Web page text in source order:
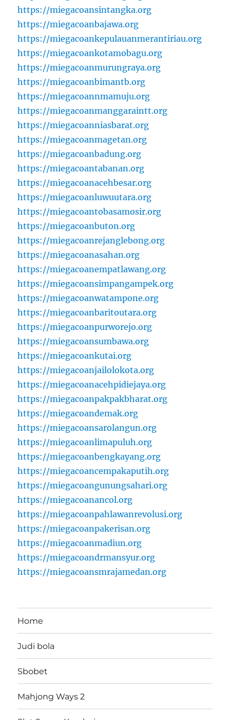
https://miegacoansintangka.org
https://miegacoanbajawa.org
https://miegacoankepulauanmerantiriau.org
https://miegacoankotamobagu.org
https://miegacoanmurungraya.org
https://miegacoanbimantb.org
https://miegacoannmamuju.org
https://miegacoanmanggaraintt.org
https://miegacoanniasbarat.org
https://miegacoanmagetan.org
https://miegacoanbadung.org
https://miegacoantabanan.org
https://miegacoanacehbesar.org
https://miegacoanluwuutara.org
https://miegacoantobasamosir.org
https://miegacoanbuton.org
https://miegacoanrejanglebong.org
https://miegacoanasahan.org
https://miegacoanempatlawang.org
https://miegacoansimpangampek.org
https://miegacoanwatampone.org
https://miegacoanbaritoutara.org
https://miegacoanpurworejo.org
https://miegacoansumbawa.org
https://miegacoankutai.org
https://miegacoanjailolokota.org
https://miegacoanacehpidiejaya.org
https://miegacoanpakpakbharat.org
https://miegacoandemak.org
https://miegacoansarolangun.org
https://miegacoanlimapuluh.org
https://miegacoanbengkayang.org
https://miegacoancempakaputih.org
https://miegacoangunungsahari.org
https://miegacoanancol.org
https://miegacoanpahlawanrevolusi.org
https://miegacoanpakerisan.org
https://miegacoanmadiun.org
https://miegacoandrmansyur.org
https://miegacoansmrajamedan.org
Home
Judi bola
Sbobet
Mahjong Ways 2